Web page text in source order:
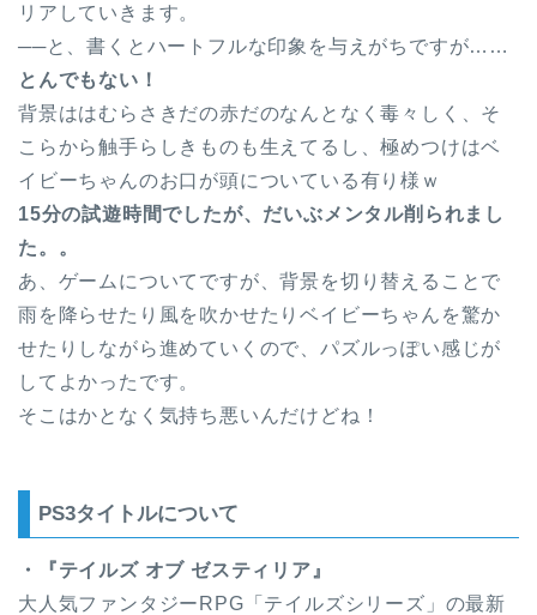
リアしていきます。
──と、書くとハートフルな印象を与えがちですが……
とんでもない！
背景ははむらさきだの赤だのなんとなく毒々しく、そ
こらから触手らしきものも生えてるし、極めつけはベ
イビーちゃんのお口が頭についている有り様ｗ
15分の試遊時間でしたが、だいぶメンタル削られまし
た。。
あ、ゲームについてですが、背景を切り替えることで
雨を降らせたり風を吹かせたりベイビーちゃんを驚か
せたりしながら進めていくので、パズルっぽい感じが
してよかったです。
そこはかとなく気持ち悪いんだけどね！
PS3タイトルについて
・『テイルズ オブ ゼスティリア』
大人気ファンタジーRPG「テイルズシリーズ」の最新